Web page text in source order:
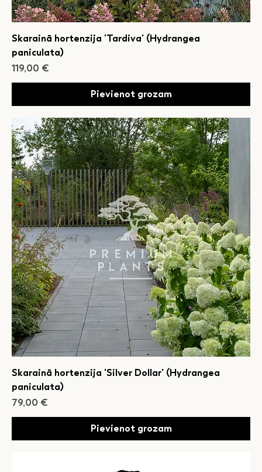
Skarainā hortenzija 'Tardiva' (Hydrangea
paniculata)
Cena
119,00 €
Pievienot grozam
Skarainā hortenzija 'Silver Dollar' (Hydrangea
paniculata)
Cena
79,00 €
Pievienot grozam